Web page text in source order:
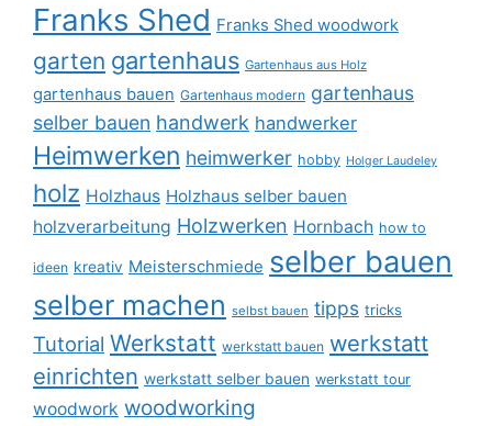
Franks Shed Franks Shed woodwork
garten gartenhaus Gartenhaus aus Holz
gartenhaus bauen Gartenhaus modern gartenhaus
selber bauen handwerk handwerker
Heimwerken heimwerker hobby Holger Laudeley
holz Holzhaus Holzhaus selber bauen
holzverarbeitung Holzwerken Hornbach how to
ideen kreativ Meisterschmiede selber bauen
selber machen selbst bauen tipps tricks
Tutorial Werkstatt werkstatt bauen werkstatt
einrichten werkstatt selber bauen werkstatt tour
woodwork woodworking